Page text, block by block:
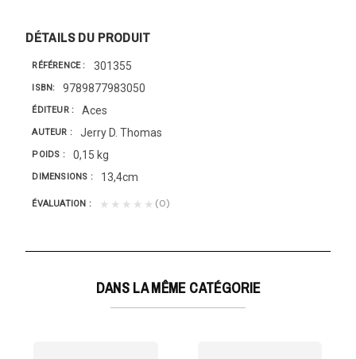
DÉTAILS DU PRODUIT
RÉFÉRENCE 301355
ISBN 9789877983050
ÉDITEUR Aces
AUTEUR Jerry D. Thomas
POIDS 0,15 kg
DIMENSIONS 13,4cm
ÉVALUATION ★★★★★ (0)
DANS LA MÊME CATÉGORIE